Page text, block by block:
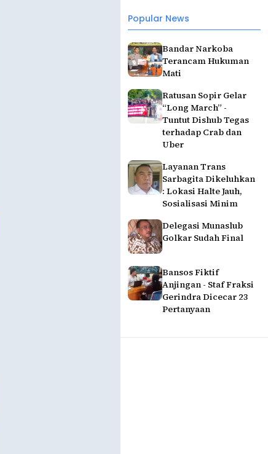
Popular News
Bandar Narkoba
Terancam Hukuman
Mati
Ratusan Sopir Gelar
“Long March” -
Tuntut Dishub Tegas
terhadap Crab dan
Uber
Layanan Trans
Sarbagita Dikeluhkan
: Lokasi Halte Jauh,
Sosialisasi Minim
Delegasi Munaslub
Golkar Sudah Final
Bansos Fiktif
Anjingan - Staf Fraksi
Gerindra Dicecar 23
Pertanyaan